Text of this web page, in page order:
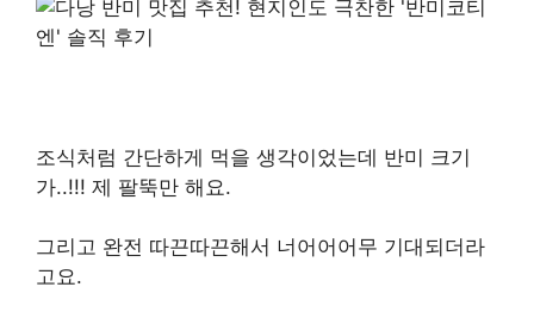
조식처럼 간단하게 먹을 생각이었는데 반미 크기
가..!!! 제 팔뚝만 해요.
그리고 완전 따끈따끈해서 너어어어무 기대되더라
고요.